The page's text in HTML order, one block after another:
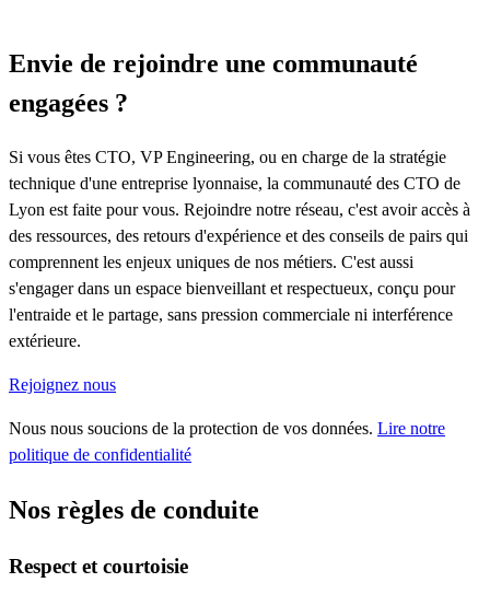
Envie de rejoindre une communauté
engagées ?
Si vous êtes CTO, VP Engineering, ou en charge de la stratégie
technique d'une entreprise lyonnaise, la communauté des CTO de
Lyon est faite pour vous. Rejoindre notre réseau, c'est avoir accès à
des ressources, des retours d'expérience et des conseils de pairs qui
comprennent les enjeux uniques de nos métiers. C'est aussi
s'engager dans un espace bienveillant et respectueux, conçu pour
l'entraide et le partage, sans pression commerciale ni interférence
extérieure.
Rejoignez nous
Nous nous soucions de la protection de vos données. Lire notre
politique de confidentialité
Nos règles de conduite
Respect et courtoisie